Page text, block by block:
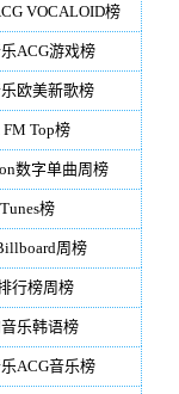
VOCALOID榜
ACG游戏榜
欧美新歌榜
Top榜
数字单曲周榜
榜
周榜
行榜周榜
乐韩语榜
ACG音乐榜